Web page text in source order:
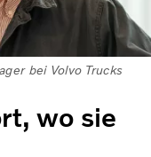
bei Volvo Trucks
wo sie